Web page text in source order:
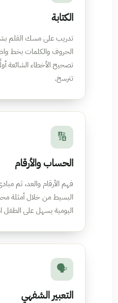
الكتابة
تدريب على مسك القلم
الحروف والكلمات بخط
تصحيح الأخطاء الشائعة
تترسخ.
🔢
الحساب والأرقام
فهم الأرقام والعد، ثم
البسيط من خلال أمثلة
اليومية يسهل على الطفل
🗣️
التعبير الشفهي